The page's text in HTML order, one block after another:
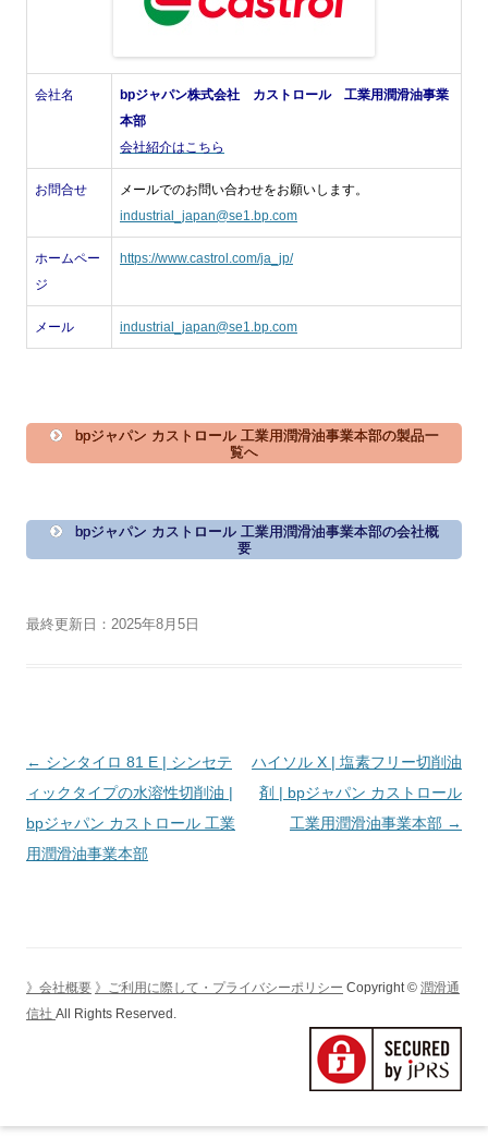
会社名
bpジャパン株式会社 カストロール 工業用潤滑油事業
本部
会社紹介はこちら
お問合せ
メールでのお問い合わせをお願いします。
industrial_japan@se1.bp.com
ホームペー
ジ
https://www.castrol.com/ja_jp/
メール industrial_japan@se1.bp.com
bpジャパン カストロール 工業用潤滑油事業本部の製品一
覧へ
bpジャパン カストロール 工業用潤滑油事業本部の会社概
要
最終更新日：2025年8月5日
投
稿
ナ
ビ
ン
← シンタイロ 81 E | シンセテ
ィックタイプの水溶性切削油 |
bpジャパン カストロール 工業
用潤滑油事業本部
ハイソル X | 塩素フリー切削油
剤 | bpジャパン カストロール
工業用潤滑油事業本部 →
》会社概要 》ご利用に際して・プライバシーポリシー Copyright © 潤滑通
信社 All Rights Reserved.